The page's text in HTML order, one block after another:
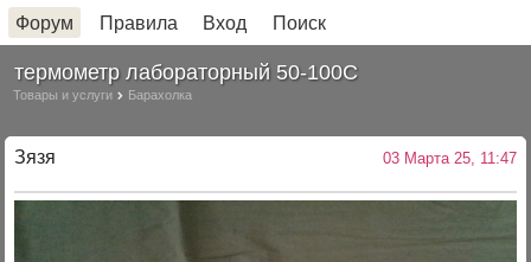
Форум Правила Вход Поиск
термометр лабораторный 50-100С
Товары и услуги Барахолка
Зязя 03 Марта 25, 11:47